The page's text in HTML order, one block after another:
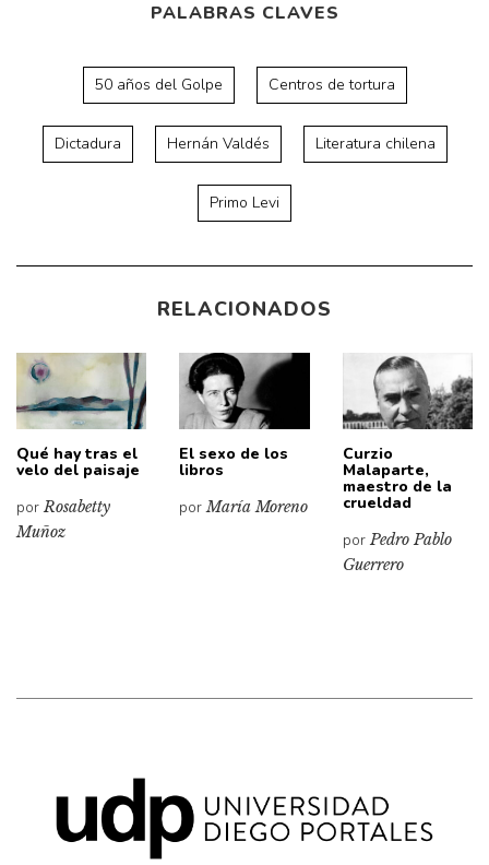
PALABRAS CLAVES
50 años del Golpe Centros de tortura
Dictadura Hernán Valdés Literatura chilena
Primo Levi
RELACIONADOS
Qué hay tras el
velo del paisaje
porRosabetty
Muñoz
El sexo de los
libros
porMaría Moreno
Curzio
Malaparte,
maestro de la
crueldad
porPedro Pablo
Guerrero